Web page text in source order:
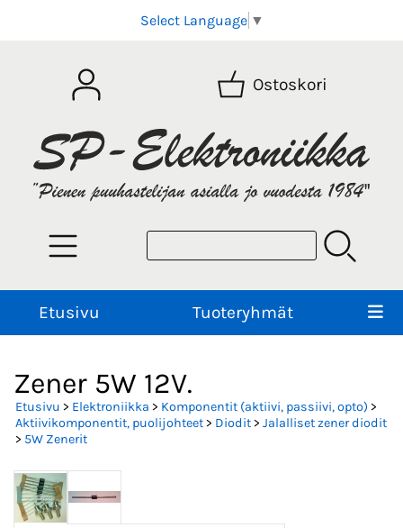
Select Language ▼
Ostoskori
Etusivu Tuoteryhmät
Zener 5W 12V.
Etusivu > Elektroniikka > Komponentit (aktiivi, passiivi, opto) >
Aktiivikomponentit, puolijohteet> Diodit> Jalalliset zener diodit
> 5W Zenerit